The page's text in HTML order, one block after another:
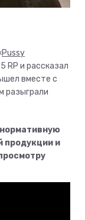
Pussy
RP и рассказал
вместе с
разыграли
продукции и